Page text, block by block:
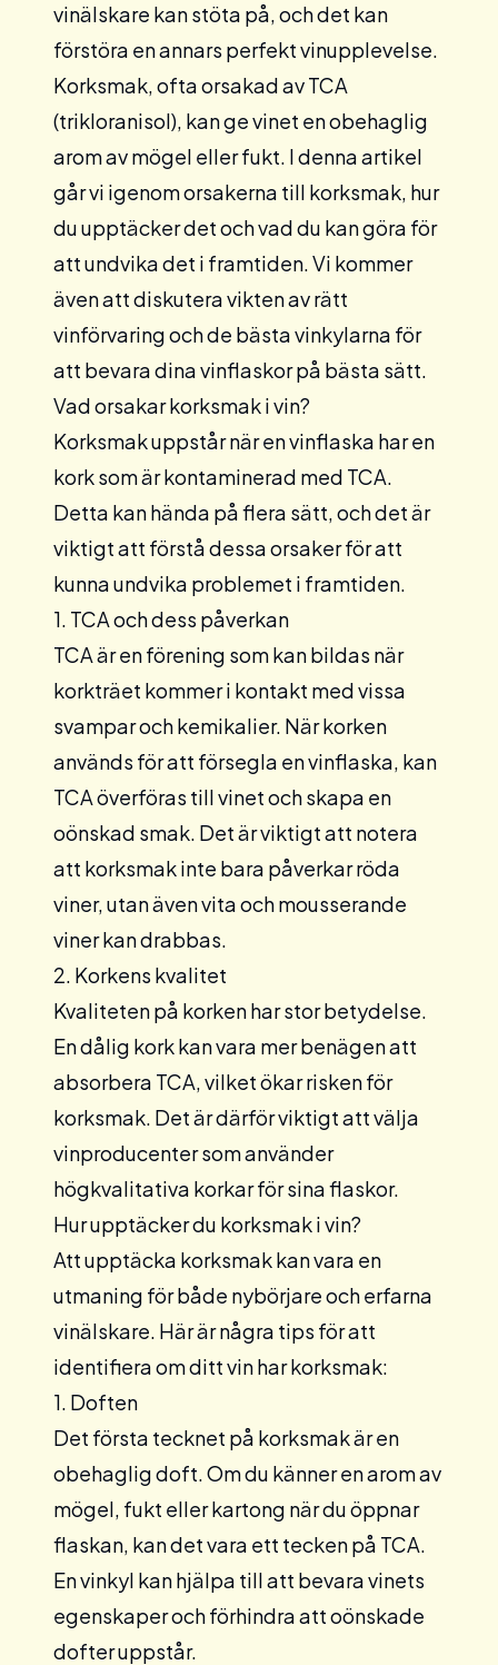
vinälskare kan stöta på, och det kan
förstöra en annars perfekt vinupplevelse.
Korksmak, ofta orsakad av TCA
(trikloranisol), kan ge vinet en obehaglig
arom av mögel eller fukt. I denna artikel
går vi igenom orsakerna till korksmak, hur
du upptäcker det och vad du kan göra för
att undvika det i framtiden. Vi kommer
även att diskutera vikten av rätt
vinförvaring och de bästa vinkylarna för
att bevara dina vinflaskor på bästa sätt.
Vad orsakar korksmak i vin?
Korksmak uppstår när en vinflaska har en
kork som är kontaminerad med TCA.
Detta kan hända på flera sätt, och det är
viktigt att förstå dessa orsaker för att
kunna undvika problemet i framtiden.
1. TCA och dess påverkan
TCA är en förening som kan bildas när
korkträet kommer i kontakt med vissa
svampar och kemikalier. När korken
används för att försegla en vinflaska, kan
TCA överföras till vinet och skapa en
oönskad smak. Det är viktigt att notera
att korksmak inte bara påverkar röda
viner, utan även vita och mousserande
viner kan drabbas.
2. Korkens kvalitet
Kvaliteten på korken har stor betydelse.
En dålig kork kan vara mer benägen att
absorbera TCA, vilket ökar risken för
korksmak. Det är därför viktigt att välja
vinproducenter som använder
högkvalitativa korkar för sina flaskor.
Hur upptäcker du korksmak i vin?
Att upptäcka korksmak kan vara en
utmaning för både nybörjare och erfarna
vinälskare. Här är några tips för att
identifiera om ditt vin har korksmak:
1. Doften
Det första tecknet på korksmak är en
obehaglig doft. Om du känner en arom av
mögel, fukt eller kartong när du öppnar
flaskan, kan det vara ett tecken på TCA.
Envinkyl kan hjälpa till att bevara vinets
egenskaper och förhindra att oönskade
dofter uppstår.